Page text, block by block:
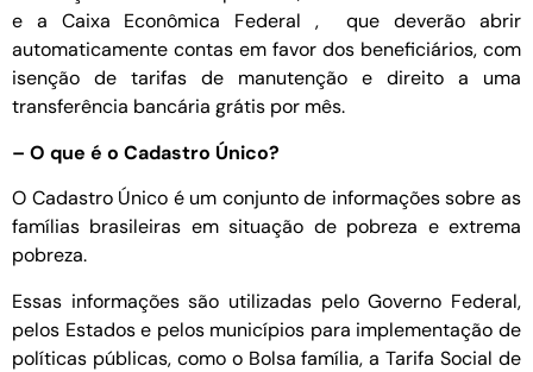
e a Caixa Econômica Federal , que deverão abrir
automaticamente contas em favor dos beneficiários, com
isenção de tarifas de manutenção e direito a uma
transferência bancária grátis por mês.
– O que é o Cadastro Único?
​O Cadastro Único é um conjunto de informações sobre as
famílias brasileiras em situação de pobreza e extrema
pobreza.
Essas informações são utilizadas pelo Governo Federal,
pelos Estados e pelos municípios para implementação de
políticas públicas, como o Bolsa família, a Tarifa Social de